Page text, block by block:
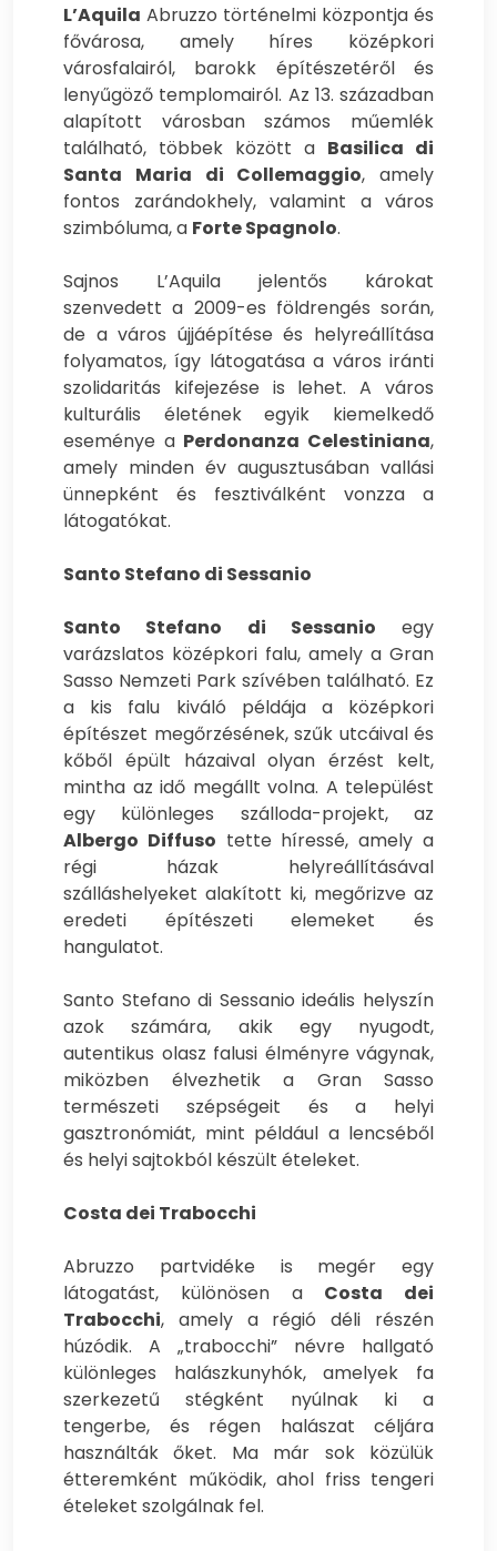
L’Aquila Abruzzo történelmi központja és
fővárosa, amely híres középkori
városfalairól, barokk építészetéről és
lenyűgöző templomairól. Az 13. században
alapított városban számos műemlék
található, többek között a Basilica di
Santa Maria di Collemaggio, amely
fontos zarándokhely, valamint a város
szimbóluma, a Forte Spagnolo.
Sajnos L’Aquila jelentős károkat
szenvedett a 2009-es földrengés során,
de a város újjáépítése és helyreállítása
folyamatos, így látogatása a város iránti
szolidaritás kifejezése is lehet. A város
kulturális életének egyik kiemelkedő
eseménye a Perdonanza Celestiniana,
amely minden év augusztusában vallási
ünnepként és fesztiválként vonzza a
látogatókat.
Santo Stefano di Sessanio
Santo Stefano di Sessanio egy
varázslatos középkori falu, amely a Gran
Sasso Nemzeti Park szívében található. Ez
a kis falu kiváló példája a középkori
építészet megőrzésének, szűk utcáival és
kőből épült házaival olyan érzést kelt,
mintha az idő megállt volna. A települést
egy különleges szálloda-projekt, az
Albergo Diffuso tette híressé, amely a
régi házak helyreállításával
szálláshelyeket alakított ki, megőrizve az
eredeti építészeti elemeket és
hangulatot.
Santo Stefano di Sessanio ideális helyszín
azok számára, akik egy nyugodt,
autentikus olasz falusi élményre vágynak,
miközben élvezhetik a Gran Sasso
természeti szépségeit és a helyi
gasztronómiát, mint például a lencséből
és helyi sajtokból készült ételeket.
Costa dei Trabocchi
Abruzzo partvidéke is megér egy
látogatást, különösen a Costa dei
Trabocchi, amely a régió déli részén
húzódik. A „trabocchi” névre hallgató
különleges halászkunyhók, amelyek fa
szerkezetű stégként nyúlnak ki a
tengerbe, és régen halászat céljára
használták őket. Ma már sok közülük
étteremként működik, ahol friss tengeri
ételeket szolgálnak fel.